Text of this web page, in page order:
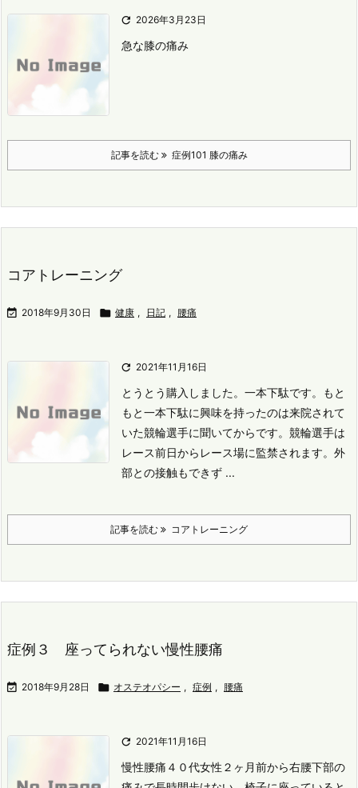
 2026年3月23日
急な膝の痛み
記事を読む 症例101 膝の痛み
コアトレーニング
 2018年9月30日  健康 , 日記 , 腰痛
 2021年11月16日
とうとう購入しました。 一本下駄です。
もと
もと一本下駄に興味を持ったのは来院されて
いた競輪選手に聞いてからです。 競輪選手は
レース前日からレース場に監禁されます。 外
部との接触もできず ...
記事を読む コアトレーニング
症例３ 座ってられない慢性腰痛
 2018年9月28日  オステオパシー , 症例 , 腰痛
 2021年11月16日
慢性腰痛 ４０代女性 ２ヶ月前から右腰下部の